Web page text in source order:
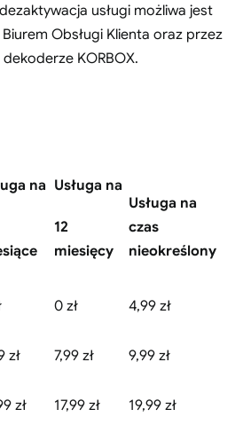
usługi możliwa jest
Obsługi Klienta oraz przez
dekoderze KORBOX.
na Usługa na
12
miesięcy
Usługa na
czas
nieokreślony
0 zł 4,99 zł
zł 7,99 zł 9,99 zł
zł 17,99 zł 19,99 zł